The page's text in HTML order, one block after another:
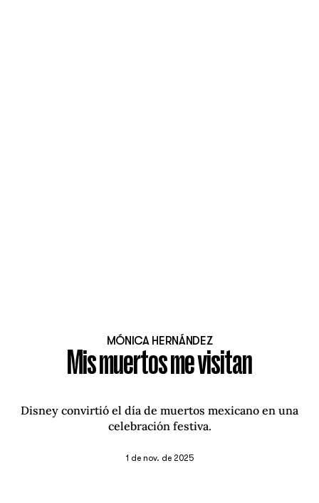
MÓNICA HERNÁNDEZ
Mis muertos me visitan
Disney convirtió el día de muertos mexicano en una
celebración festiva.
1 de nov. de 2025